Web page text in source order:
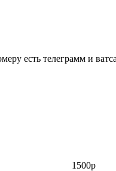
есть телеграмм и
1500р